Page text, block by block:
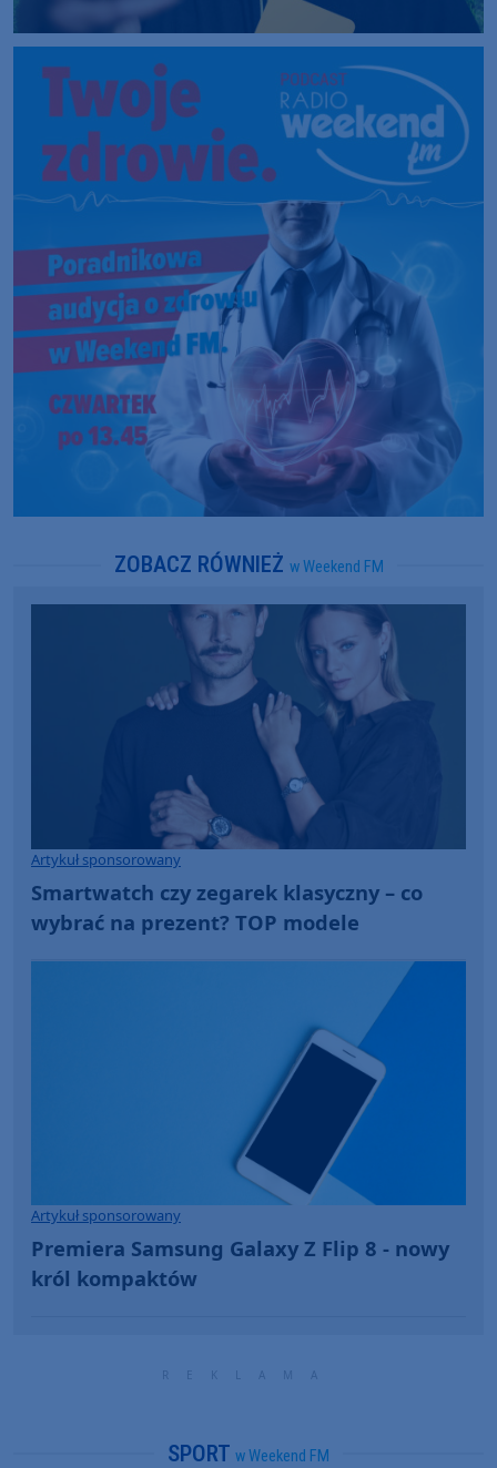
ZOBACZ RÓWNIEŻ w Weekend FM
Artykuł sponsorowany
Smartwatch czy zegarek klasyczny – co
wybrać na prezent? TOP modele
Artykuł sponsorowany
Premiera Samsung Galaxy Z Flip 8 - nowy
król kompaktów
SPORT w Weekend FM